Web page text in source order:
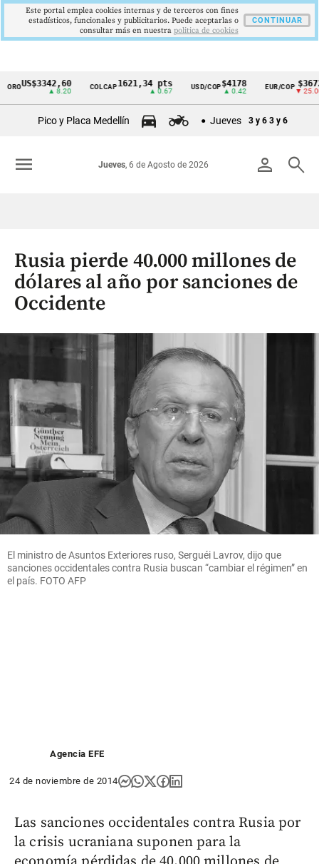
Cintillo
Colombia
US$3342,60
▲ 8.20
COLCAP1621,34 pts
▲ 0.67
USD/COP$4178
▲ 0.42
EUR/COP $3672
▼ 25.00
Pico y Placa Medellín Jueves 3 y 6 3 y 6
person search
Jueves, 6 de Agosto de 2026
menu
Rusia pierde 40.000 millones de
dólares al año por sanciones de
Occidente
El ministro de Asuntos Exteriores ruso, Serguéi Lavrov, dijo que
sanciones occidentales contra Rusia buscan “cambiar el régimen” en
el país. FOTO AFP
Agencia EFE
24 de noviembre de 2014
Las sanciones occidentales contra Rusia por
la crisis ucraniana suponen para la
Este portal emplea cookies internas y de terceros con fines
estadísticos, funcionales y publicitarios. Puede aceptarlas o
consultar más en nuestra politica de cookies
CONTINUAR